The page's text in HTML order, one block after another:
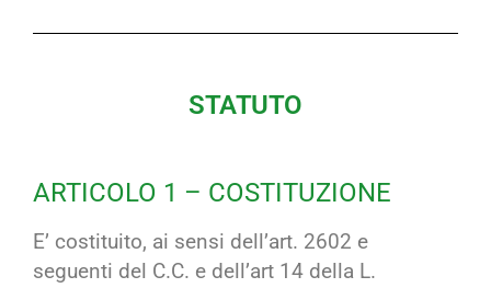
STATUTO
ARTICOLO 1 – COSTITUZIONE
E’ costituito, ai sensi dell’art. 2602 e
seguenti del C.C. e dell’art 14 della L.